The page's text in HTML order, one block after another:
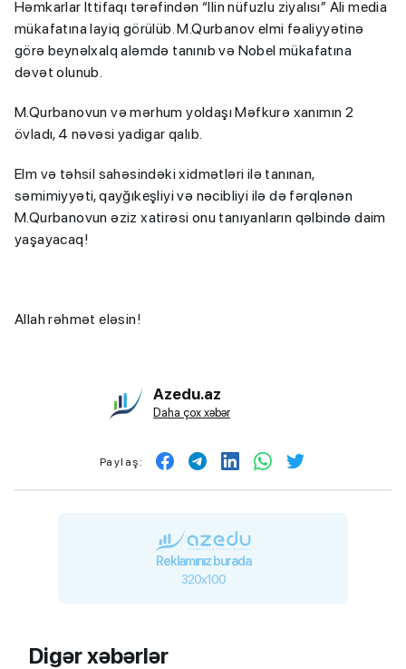
Həmkarlar İttifaqı tərəfindən “İlin nüfuzlu ziyalısı” Ali media
mükafatına layiq görülüb. M.Qurbanov elmi fəaliyyətinə
görə beynəlxalq aləmdə tanınıb və Nobel mükafatına
dəvət olunub.
M.Qurbanovun və mərhum yoldaşı Məfkurə xanımın 2
övladı, 4 nəvəsi yadigar qalıb.
Elm və təhsil sahəsindəki xidmətləri ilə tanınan,
səmimiyyəti, qayğıkeşliyi və nəcibliyi ilə də fərqlənən
M.Qurbanovun əziz xatirəsi onu tanıyanların qəlbində daim
yaşayacaq!
Allah rəhmət eləsin!
Azedu.az
Daha çox xəbər
Paylaş:
Reklamınız burada
320x100
Digər xəbərlər